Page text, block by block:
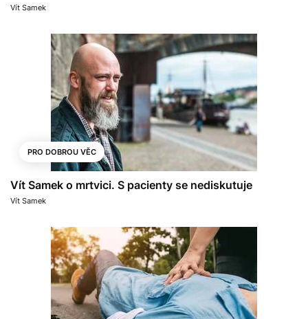
Vít Samek
PRO DOBROU VĚC
Vít Samek o mrtvici. S pacienty se nediskutuje
Vít Samek